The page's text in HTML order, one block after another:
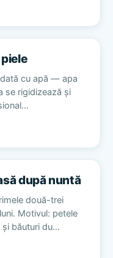
cu apă — apa
se rigidizează și
după nuntă
două-trei
Motivul: petele
și băuturi du…